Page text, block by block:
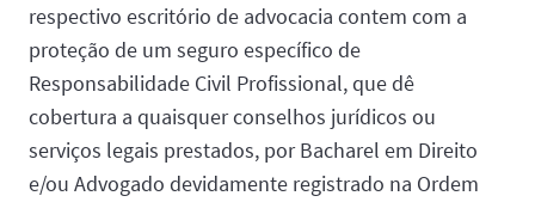
respectivo escritório de advocacia contem com a
proteção de um seguro específico de
Responsabilidade Civil Profissional, que dê
cobertura a quaisquer conselhos jurídicos ou
serviços legais prestados, por Bacharel em Direito
e/ou Advogado devidamente registrado na Ordem